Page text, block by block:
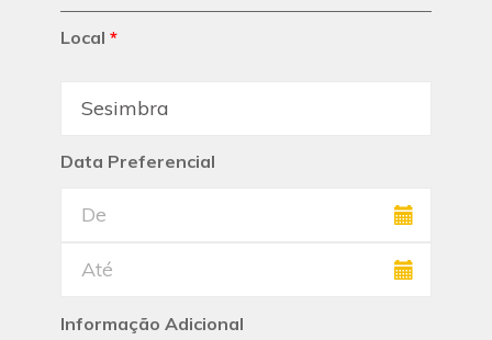
Local *
Data Preferencial
Informação Adicional